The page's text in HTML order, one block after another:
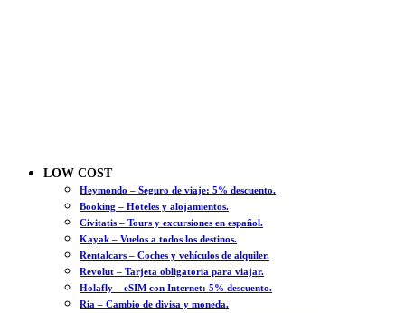
LOW COST
Heymondo – Seguro de viaje: 5% descuento.
Booking – Hoteles y alojamientos.
Civitatis – Tours y excursiones en español.
Kayak – Vuelos a todos los destinos.
Rentalcars – Coches y vehículos de alquiler.
Revolut – Tarjeta obligatoria para viajar.
Holafly – eSIM con Internet: 5% descuento.
Ria – Cambio de divisa y moneda.